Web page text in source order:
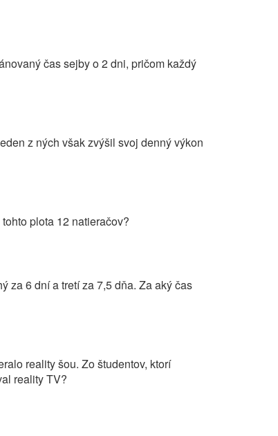
čas sejby o 2 dni, pričom každý
z ných však zvýšil svoj denný výkon
plota 12 natieračov?
za 6 dní a tretí za 7,5 dňa. Za aký čas
reality šou. Zo študentov, ktorí
reality TV?